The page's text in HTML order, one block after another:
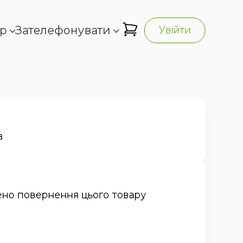
Зателефонувати Увійти
повернення цього товару